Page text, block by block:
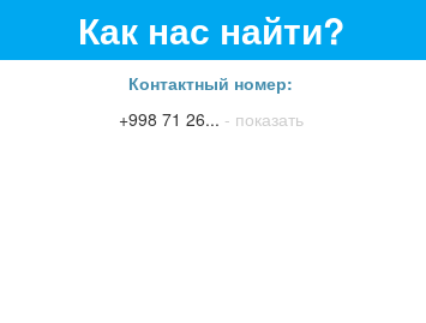
Как нас найти?
Контактный номер:
+998 71 26... - показать